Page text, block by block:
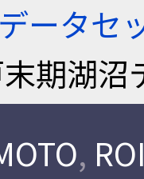
ータセ
期湖沼
,